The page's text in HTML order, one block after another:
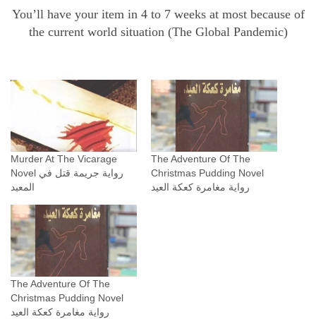
i
You’ll have your item in 4 to 7 weeks at most because of
the current world situation (The Global Pandemic)
Murder At The Vicarage
Novel رواية ‫جريمة قتل في
The Adventure Of The
Christmas Pudding Novel
رواية مغامرة كعكة العيد
The Adventure Of The
Christmas Pudding Novel
رواية مغامرة كعكة العيد